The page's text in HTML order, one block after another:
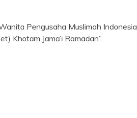
Pengusaha Muslimah
Khotam Jama’i Ramadan”.